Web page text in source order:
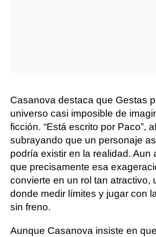
Casanova destaca que Gestas
universo casi imposible de
ficción. “Está escrito por Paco”,
subrayando que un personaje
podría existir en la realidad. Aun
que precisamente esa
convierte en un rol tan atractivo,
donde medir límites y jugar con
sin freno.
Aunque Casanova insiste en